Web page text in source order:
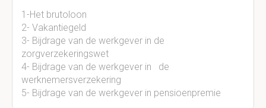
1-Het brutoloon
2- Vakantiegeld
3- Bijdrage van de werkgever in de
zorgverzekeringswet
4- Bijdrage van de werkgever in de
werknemersverzekering
5- Bijdrage van de werkgever in pensioenpremie